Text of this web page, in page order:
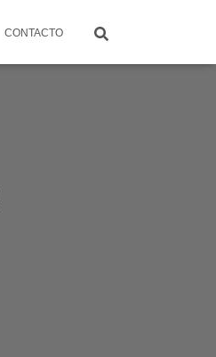
CONTACTO